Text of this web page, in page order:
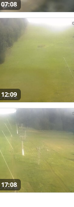
07:08
12:09
17:08